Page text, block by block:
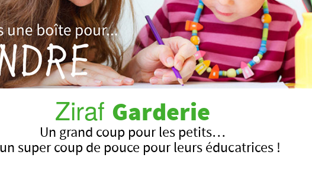
Ziraf Garderie
Un grand coup pour les petits…
super coup de pouce pour leurs éducatrices !